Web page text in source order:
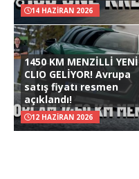
14 HAZIRAN 2026
1450 KM MENZİLLİ YENİ
CLIO GELİYOR! Avrupa
satış fiyatı resmen
açıklandı!
12 HAZIRAN 2026